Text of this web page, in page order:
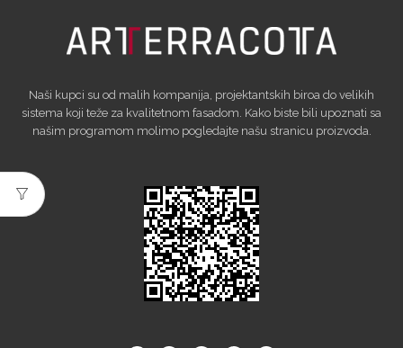
Naši kupci su od malih kompanija, projektantskih biroa do velikih
sistema koji teže za kvalitetnom fasadom. Kako biste bili upoznati sa
našim programom molimo pogledajte našu stranicu proizvoda.